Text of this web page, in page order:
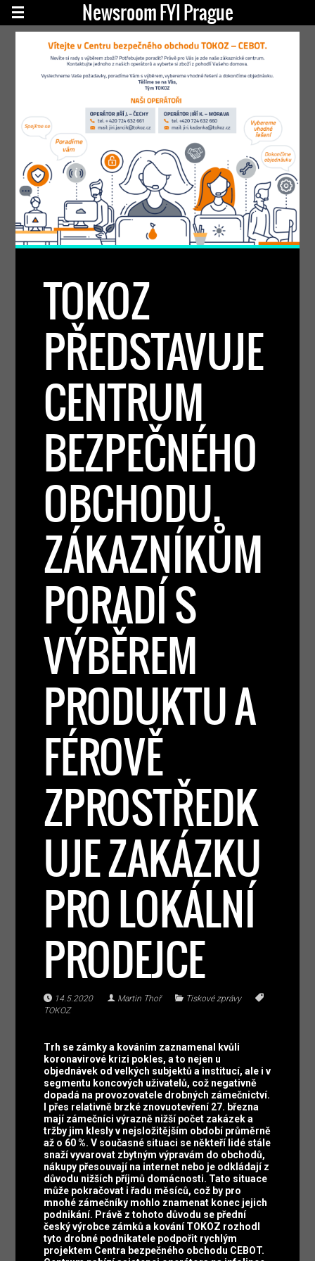
Newsroom FYI Prague
TOKOZ
PŘEDSTAVUJE
CENTRUM
BEZPEČNÉHO
OBCHODU.
ZÁKAZNÍKŮM
PORADÍ S
VÝBĚREM
PRODUKTU A
FÉROVĚ
ZPROSTŘEDK
UJE ZAKÁZKU
PRO LOKÁLNÍ
PRODEJCE
14.5.2020 Martin Thoř
Tiskové zprávy
TOKOZ
Trh se zámky a kováním zaznamenal kvůli
koronavirové krizi pokles, a to nejen u
objednávek od velkých subjektů a institucí, ale i v
segmentu koncových uživatelů, což negativně
dopadá na provozovatele drobných zámečnictví.
I přes relativně brzké znovuotevření 27. března
mají zámečníci výrazně nižší počet zakázek a
tržby jim klesly v nejsložitějším období průměrně
až o 60 %. V současné situaci se někteří lidé stále
snaží vyvarovat zbytným výpravám do obchodů,
nákupy přesouvají na internet nebo je odkládají z
důvodu nižších příjmů domácnosti. Tato situace
může pokračovat i řadu měsíců, což by pro
mnohé zámečníky mohlo znamenat konec jejich
podnikání. Právě z tohoto důvodu se přední
český výrobce zámků a kování TOKOZ rozhodl
tyto drobné podnikatele podpořit rychlým
projektem Centra bezpečného obchodu CEBOT.